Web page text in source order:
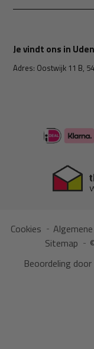
Je vindt ons in Uden
Adres: Oostwijk 11 B,
Cookies
Sitemap
Beoordeling